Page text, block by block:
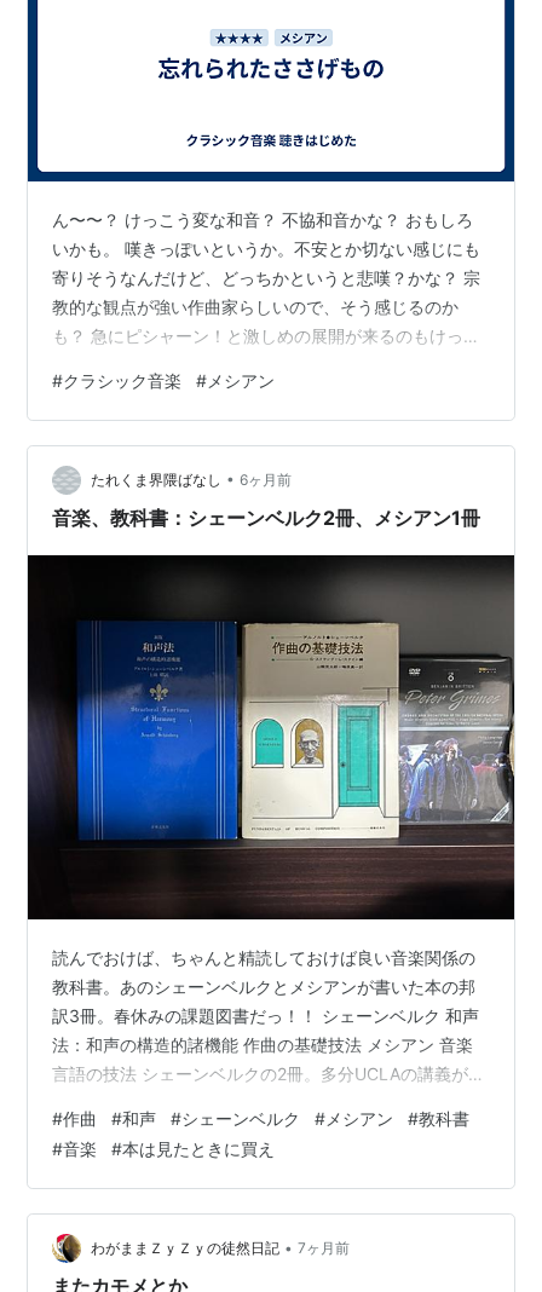
ん〜〜？ けっこう変な和音？ 不協和音かな？ おもしろ
いかも。 嘆きっぽいというか。不安とか切ない感じにも
寄りそうなんだけど、どっちかというと悲嘆？かな？ 宗
教的な観点が強い作曲家らしいので、そう感じるのか
も？ 急にピシャーン！と激しめの展開が来るのもけっこ
なのに、武満徹みたいな気持ち悪さじゃなかったんだよ
ね けっこうしっかり輪郭が見えつつ、歪みというより、
レイヤーのズレ、その残像みたいな？ ランキング参加中
クラシック音楽 🎵 曲名：忘れられたささげもの✍️ 作曲
家：メシアン🎼 指揮者：鈴木優人🎺 オーケストラ：NHK
#クラシック音楽 # メシアン
たれくま界隈ばなし • 6ヶ月前
音楽、教科書：シェーンベルク2冊、メシアン1冊
読んでおけば、ちゃんと精読しておけば良い音楽関係の
教科書。あのシェーンベルクとメシアンが書いた本の邦
訳3冊。春休みの課題図書だっ！！ シェーンベルク 和声
法：和声の構造的諸機能 作曲の基礎技法 メシアン 音楽
言語の技法 シェーンベルクの2冊。多分UCLAの講義が
が溢れている。音楽（ジャンル不問）やる人は斜め読み
でもいいから必読。 メシアン。あの特異な、でも綺麗な
曲の秘密の一端が。まだ僕もちゃんと読んでないけど。
シェーンベルクの和声。絶版らしい。アマゾンで中古が
20000！ 図書館という手がある。作曲の、は新品で
6600円。高っ！ 対位法の…
#作曲 #和声 #シェーンベルク # メシアン #教科書
#音楽 #本は見たときに買え
わがままＺｙＺｙの徒然日記 • 7ヶ月前
またカモメとか